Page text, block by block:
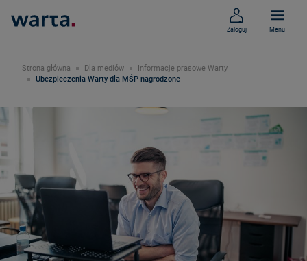
Zaloguj Menu
Strona główna Dla mediów
Informacje prasowe Warty
Ubezpieczenia Warty dla MŚP nagrodzone